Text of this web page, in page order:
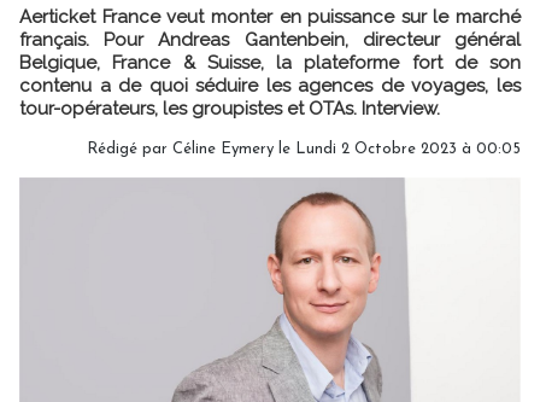
Aerticket France veut monter en puissance sur le marché
français. Pour Andreas Gantenbein, directeur général
Belgique, France & Suisse, la plateforme fort de son
contenu a de quoi séduire les agences de voyages, les
tour-opérateurs, les groupistes et OTAs. Interview.
Rédigé par Céline Eymery le Lundi 2 Octobre 2023 à 00:05